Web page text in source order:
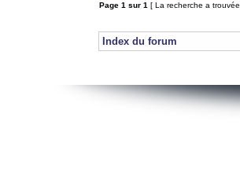
Page 1 sur 1 [ La recherche a
Index du forum